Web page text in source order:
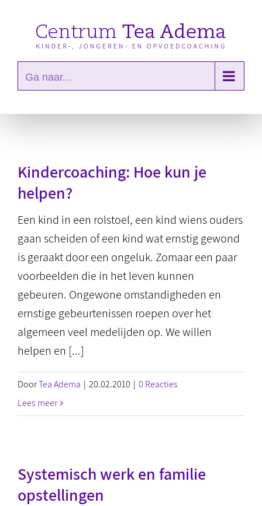
Ga naar...
Kindercoaching: Hoe kun je
helpen?
Een kind in een rolstoel, een kind wiens ouders
gaan scheiden of een kind wat ernstig gewond
is geraakt door een ongeluk. Zomaar een paar
voorbeelden die in het leven kunnen
gebeuren. Ongewone omstandigheden en
ernstige gebeurtenissen roepen over het
algemeen veel medelijden op. We willen
helpen en [...]
DoorTea Adema | 20.02.2010 | 0 Reacties
Lees meer
Systemisch werk en familie
opstellingen